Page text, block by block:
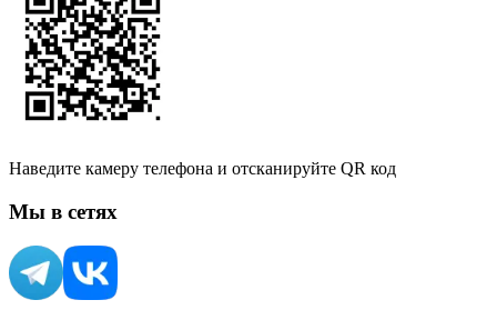
Наведите камеру телефона и отсканируйте QR код
Мы в сетях